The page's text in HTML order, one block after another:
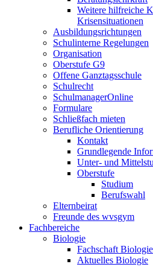
Weitere hilfreiche
Krisensituationen
Ausbildungsrichtungen
Schulinterne Regelungen
Organisation
Oberstufe G9
Offene Ganztagsschule
Schulrecht
SchulmanagerOnline
Formulare
Schließfach mieten
Berufliche Orientierung
Kontakt
Grundlegende
Unter- und
Oberstufe
Studium
Berufswahl
Elternbeirat
Freunde des wvsgym
Fachbereiche
Biologie
Fachschaft Biologie
Aktuelles Biologie